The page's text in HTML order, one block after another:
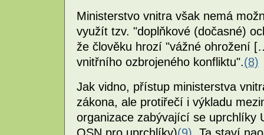
Ministerstvo vnitra však nemá
využít tzv. "doplňkové (dočasné)
že člověku hrozí "vážné ohrožení
vnitřního ozbrojeného konfliktu".(8)
Jak vidno, přístup ministerstva
zákona, ale protiřečí i výkladu
organizace zabývající se uprchlíky